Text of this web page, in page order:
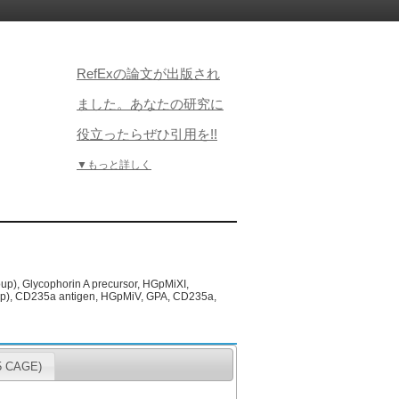
RefExの論文が出版され
ました。あなたの研究に
役立ったらぜひ引用を!!
▼もっと詳しく
Glycophorin A precursor, HGpMiXI,
CD235a antigen, HGpMiV, GPA, CD235a,
CAGE)